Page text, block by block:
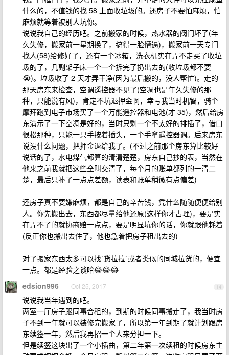
什么的，不值钱的找 58 上面收垃圾的。还房子不要怕麻烦，怕
麻烦就等着被别人坑你。
说说我自己的经历吧。之前搬家的时候，热水器的阀门坏了(年
久失修，搬家前一星期换了，搞得一脸懵逼)，搬家前一天专门
找人(58)给修好了，还有一个冰箱，洗衣机实在弄不走买了收垃
圾的了，几副架子床一个一个拆完了扔出去的(收垃圾都不要
😭)。垃圾收了 2 天才弄干净(因为最后搬的，没人帮忙)。走的
那天房东来检查，空调遥控器不见了(空凋也是年久失修的那
种，只能说有风)，肯定不坑退押金啊，幸亏我当时机智，骑个
摩拜跑到电子市场买了一个万能遥控器和电池(才 35)，然后给房
东演示了一下空凋是好的，当时只剩一个不太好的排插了，借口
很松那种，只能一只手按着插头，一个手拿遥控器调。后来房东
说没什么问题，把押金退给我了。(不过之前那个房东算比较好
说话的了，水电煤气都算的清清楚楚，房东自己抄的表，当然在
他来之前我就把这些全叫交清了，每个月的账单都列的一清二
楚，最后只补了一点点差额，读表和账单稍微有点偏差)
还房子真不要嫌麻烦，都是自己的辛苦钱，凭什么随随便便给别
人。你先搬出去，东西都尽量给他还原(这样你才占理)，要是实
在弄不了的就协商赔一点点，要是明显坑你的话，你就跟他耗着
(反正你也搬出去住了，他也急着把房子租出去的)
对了搬家东西太多可以找`货拉拉`或者类似的同城拉货的，便宜
一点。都是经验之谈哈😂😂😂
14
edsion996 Oct 25, 2017
说说我当年遇到的吧。
两室一厅房子跟同事合租的，到期的时候同事搬走了，我当时房
子不到一年就可以装修完搬家了，所以第一年到期了就计划跟房
东续签一年，然后我再招一个人来分担一下。
但是续签这块出了一个小插曲，第二年第一次续租的时候房东主